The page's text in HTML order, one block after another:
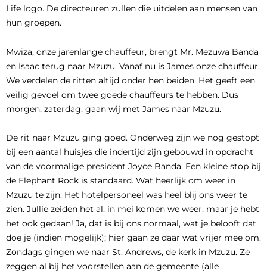
Life logo. De directeuren zullen die uitdelen aan mensen van
hun groepen.
Mwiza, onze jarenlange chauffeur, brengt Mr. Mezuwa Banda
en Isaac terug naar Mzuzu. Vanaf nu is James onze chauffeur.
We verdelen de ritten altijd onder hen beiden. Het geeft een
veilig gevoel om twee goede chauffeurs te hebben. Dus
morgen, zaterdag, gaan wij met James naar Mzuzu.
De rit naar Mzuzu ging goed. Onderweg zijn we nog gestopt
bij een aantal huisjes die indertijd zijn gebouwd in opdracht
van de voormalige president Joyce Banda. Een kleine stop bij
de Elephant Rock is standaard. Wat heerlijk om weer in
Mzuzu te zijn. Het hotelpersoneel was heel blij ons weer te
zien. Jullie zeiden het al, in mei komen we weer, maar je hebt
het ook gedaan! Ja, dat is bij ons normaal, wat je belooft dat
doe je (indien mogelijk); hier gaan ze daar wat vrijer mee om.
Zondags gingen we naar St. Andrews, de kerk in Mzuzu. Ze
zeggen al bij het voorstellen aan de gemeente (alle